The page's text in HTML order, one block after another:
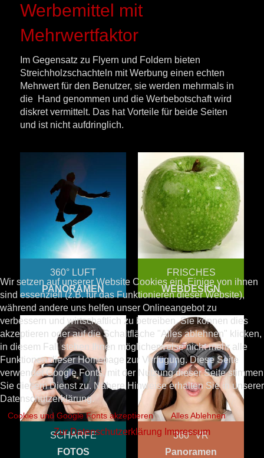
Werbemittel mit
Mehrwertfaktor
Im Gegensatz zu Flyern und Foldern bieten
Streichholzschachteln mit Werbung einen echten
Mehrwert für den Benutzer, sie werden mehrmals in
die Hand genommen und die Werbebotschaft wird
diskret vermittelt. Das hat Vorteile für beide Seiten
und ist nicht aufdringlich.
360° LUFT
PANORAMEN
FRISCHES
WEBDESIGN
SCHARFE
FOTOS
360° VR
Panoramen
Wir setzen auf unserer Website Cookies ein. Einige von ihnen
sind essenziell (z.B. für das Funktionieren dieser Website),
während andere uns helfen unser Onlineangebot zu
verbessern und wirtschaftlich zu betreiben. Sie können dies
akzeptieren oder auf die Schaltfläche "Alles ablehnen" klicken,
in diesem Fall stehen Ihnen möglicherweise nicht mehr alle
Funktionen dieser Homepage zur Verfügung. Diese Seite
verwendet Google Fonts, mit der Nutzung dieser Seite stimmen
Sie diesem Dienst zu. Nähere Hinweise erhalten Sie in unserer
Datenschutzerklärung.
Cookies und Google Fonts akzeptieren Alles Ablehnen
Zur Datenschutzerklärung Impressum